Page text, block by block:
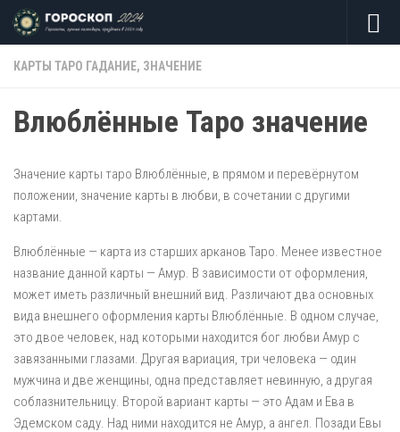
Skip to content
КАРТЫ ТАРО ГАДАНИЕ, ЗНАЧЕНИЕ
Влюблённые Таро значение
Значение карты таро Влюблённые, в прямом и перевёрнутом
положении, значение карты в любви, в сочетании с другими
картами.
Влюблённые — карта из старших арканов Таро. Менее известное
название данной карты — Амур. В зависимости от оформления,
может иметь различный внешний вид. Различают два основных
вида внешнего оформления карты Влюблённые. В одном случае,
это двое человек, над которыми находится бог любви Амур с
завязанными глазами. Другая вариация, три человека — один
мужчина и две женщины, одна представляет невинную, а другая
соблазнительницу. Второй вариант карты — это Адам и Ева в
Эдемском саду. Над ними находится не Амур, а ангел. Позади Евы